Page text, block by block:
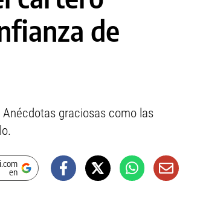
de
graciosas como las
en